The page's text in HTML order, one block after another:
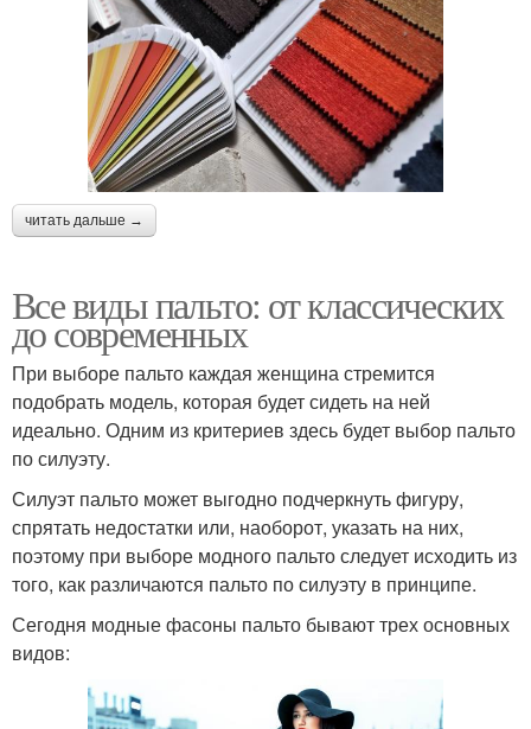
читать дальше →
Все виды пальто: от классических
до современных
При выборе пальто каждая женщина стремится
подобрать модель, которая будет сидеть на ней
идеально. Одним из критериев здесь будет выбор пальто
по силуэту.
Силуэт пальто может выгодно подчеркнуть фигуру,
спрятать недостатки или, наоборот, указать на них,
поэтому при выборе модного пальто следует исходить из
того, как различаются пальто по силуэту в принципе.
Сегодня модные фасоны пальто бывают трех основных
видов: